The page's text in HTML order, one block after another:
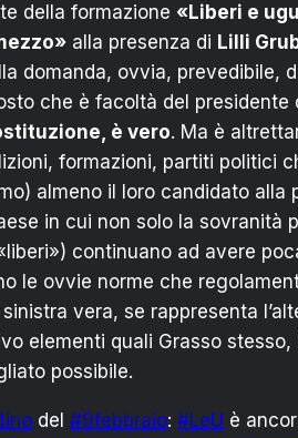
della formazione «Liberi e
alla presenza di Lilli
domanda, ovvia, prevedibile,
che è facoltà del presidente
è vero. Ma è
formazioni, partiti politici
almeno il loro candidato alla
in cui non solo la
continuano ad avere
le ovvie norme che
vera, se rappresenta
elementi quali Grasso stesso,
possibile.
del #9febbraio: #LeU è